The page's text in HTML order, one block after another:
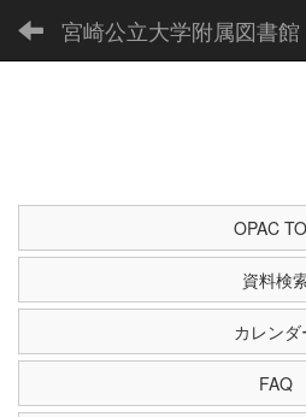
宮崎公立大学附属図書館
OPAC
資料検
カレンダ
FAQ